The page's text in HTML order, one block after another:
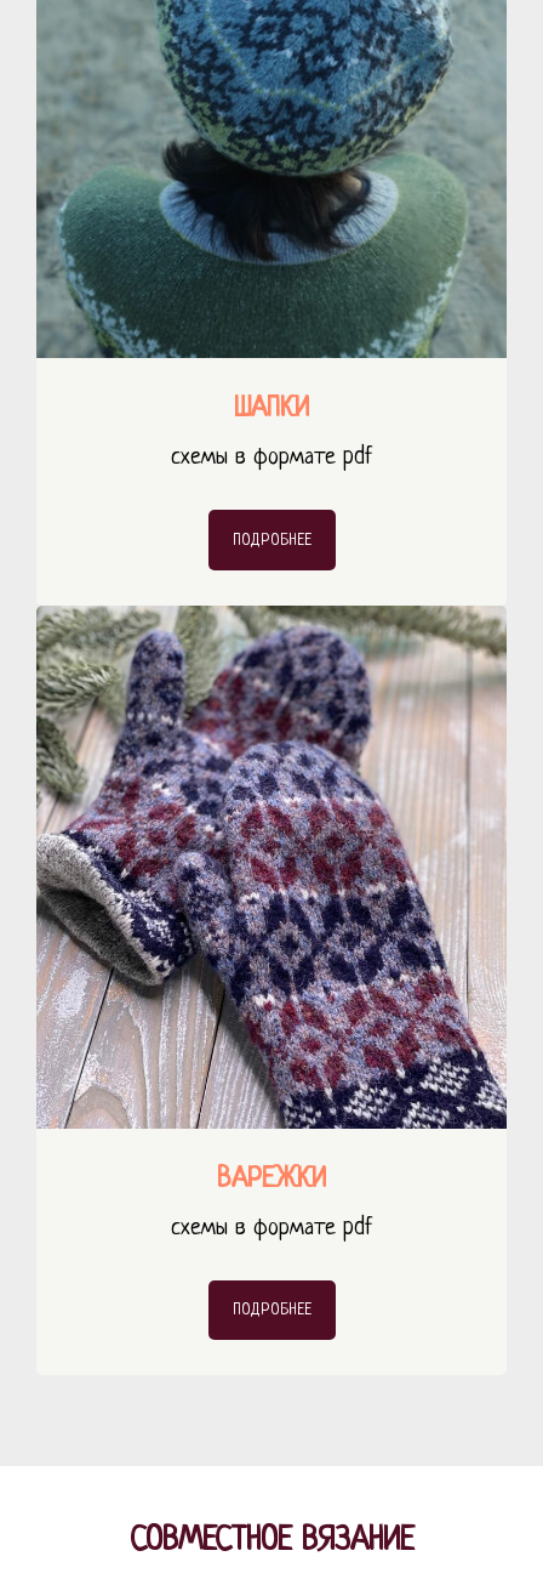
ШАПКИ
схемы в формате pdf
ПОДРОБНЕЕ
ВАРЕЖКИ
схемы в формате pdf
ПОДРОБНЕЕ
СОВМЕСТНОЕ ВЯЗАНИЕ